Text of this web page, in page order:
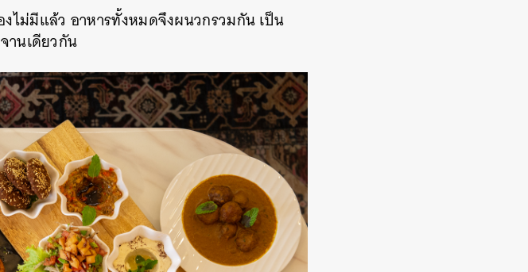
ไม่มีแล้ว อาหารทั้งหมดจึงผนวกรวมกัน เป็น
านเดียวกัน
LINE EMAIL